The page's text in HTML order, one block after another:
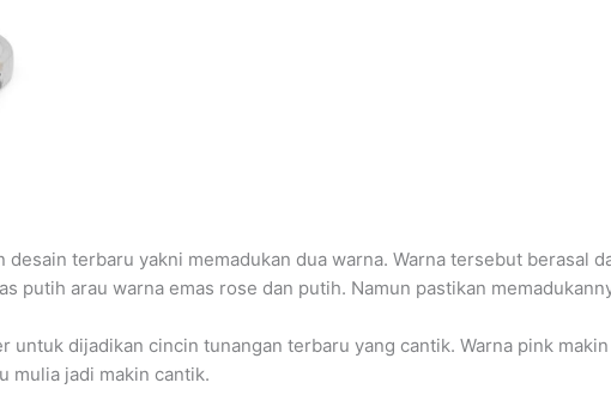
terbaru yakni memadukan dua warna. Warna tersebut berasal
putih arau warna emas rose dan putih. Namun pastikan
untuk dijadikan cincin tunangan terbaru yang cantik. Warna pink
mulia jadi makin cantik.